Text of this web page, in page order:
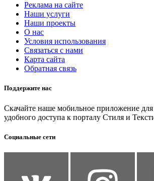
Реклама на сайте
Наши услуги
Наши проекты
О нас
Условия использования
Связаться с нами
Карта сайта
Обратная связь
Поддержите нас
Скачайте наше мобильное приложение
удобного доступа к порталу Стиля и
Социальные сети